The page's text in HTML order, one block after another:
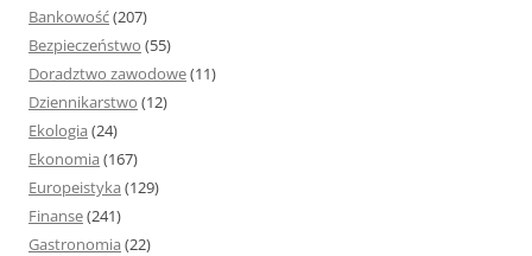
Bankowość(207)
Bezpieczeństwo (55)
Doradztwo zawodowe(11)
Dziennikarstwo (12)
Ekologia (24)
Ekonomia (167)
Europeistyka (129)
Finanse(241)
Gastronomia (22)